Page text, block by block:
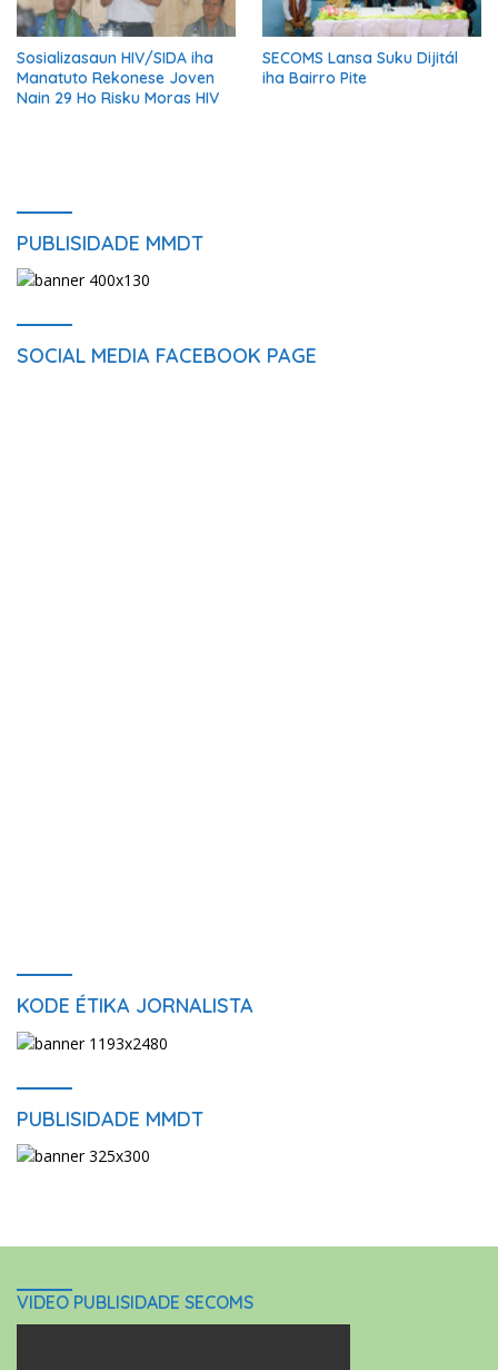
Sosializasaun HIV/SIDA iha
Manatuto Rekonese Joven
Nain 29 Ho Risku Moras HIV
SECOMS Lansa Suku Dijitál
iha Bairro Pite
PUBLISIDADE MMDT
SOCIAL MEDIA FACEBOOK PAGE
KODE ÉTIKA JORNALISTA
PUBLISIDADE MMDT
VIDEO PUBLISIDADE SECOMS